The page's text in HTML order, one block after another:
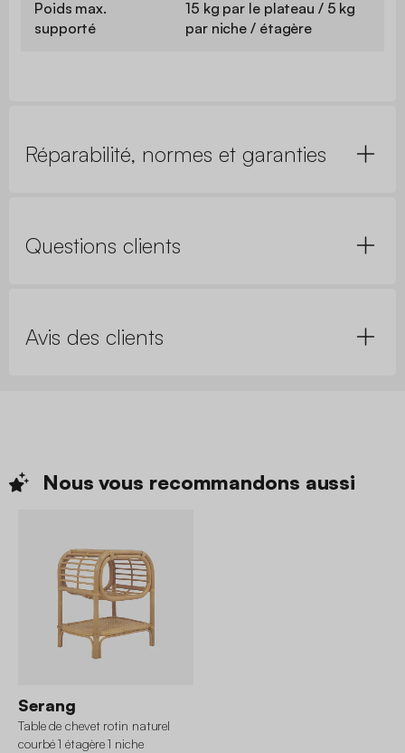
Poids max.
supporté
15 kg par le plateau / 5 kg
par niche / étagère
Réparabilité, normes et garanties
Questions clients
Avis des clients
Nous vous recommandons aussi
Serang
Table de chevet rotin naturel
courbé 1 étagère 1 niche